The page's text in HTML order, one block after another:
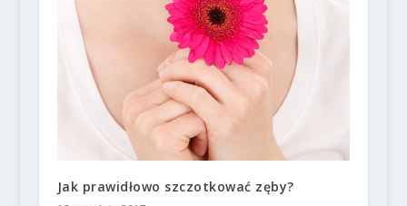
Jak prawidłowo szczotkować zęby?